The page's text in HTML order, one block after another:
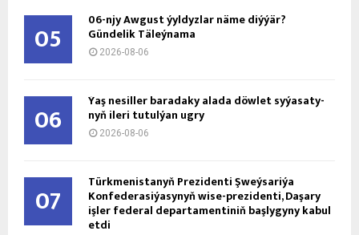
05 06-njy Awgust ýyldyzlar näme diýýär?
Gündelik Täleýnama
2026-08-06
06 Ýaş ne­sil­ler ba­ra­da­ky ala­da döw­let sy­ýa­sa­ty­
nyň ile­ri tu­tul­ýan ug­ry
2026-08-06
07 Türkmenistanyň Prezidenti Şweýsariýa
Konfederasiýasynyň wise-prezidenti, Daşary
işler federal departamentiniň başlygyny kabul
etdi